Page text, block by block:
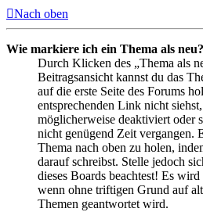
Nach oben
Wie markiere ich ein Thema als neu?
Durch Klicken des „Thema als
Beitragsansicht kannst du das
auf die erste Seite des Forums
entsprechenden Link nicht
möglicherweise deaktiviert oder
nicht genügend Zeit vergangen.
Thema nach oben zu holen,
darauf schreibst. Stelle jedoch
dieses Boards beachtest! Es
wenn ohne triftigen Grund auf
Themen geantwortet wird.